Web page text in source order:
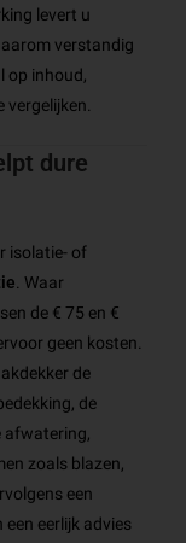
levert u
verstandig
op inhoud,
vergelijken.
dure
isolatie- of
. Waar
de € 75 en €
geen kosten.
de
de
afwatering,
zoals blazen,
een
eerlijk advies